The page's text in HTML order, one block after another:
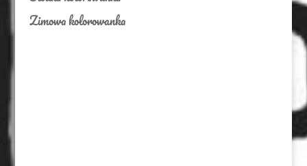
Zimowa kolorowanka